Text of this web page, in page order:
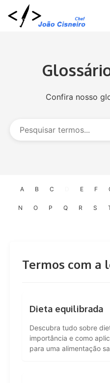
Confira nosso
A B C E F
N O P Q R S
Termos com a
Dieta equilibrada
Descubra tudo sobre
importância e como
para uma alimentação